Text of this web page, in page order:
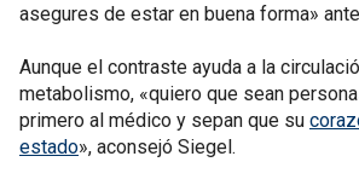
asegures de estar en buena forma»
Aunque el contraste ayuda a la
metabolismo, «quiero que sean
primero al médico y sepan que su
estado», aconsejó Siegel.